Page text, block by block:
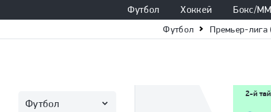
Футбол Хоккей Бокс/
Футбол Премьер-лига
Футбол
2-й